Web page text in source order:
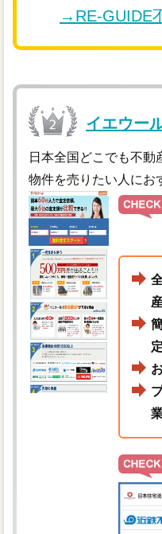
→RE-GUIDE
イエウー
日本全国どこでも不動
物件を売りたい人にお